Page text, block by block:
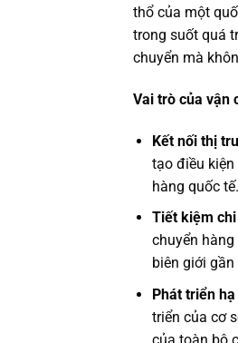
thổ của một
trong suốt quá
chuyển mà
Vai trò của vận
Kết nối thị
tạo điều
hàng quốc tế.
Tiết kiệm
chuyển
biên giới gần
Phát triển
triển của cơ